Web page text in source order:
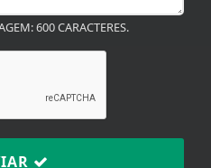
600 CARACTERES.